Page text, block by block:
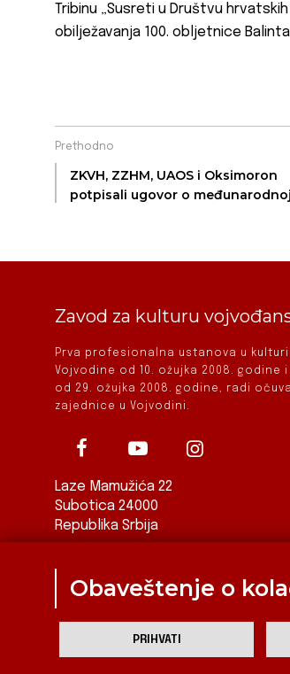
Tribinu „Susreti u Društvu
obilježavanja 100. obljetnice
Prethodno
ZKVH, ZZHM, UAOS i Oksimoron
potpisali ugovor o međunarodnoj
Zavod za kulturu
Prva profesionalna ustanova u
Vojvodine od 10. ožujka 2008.
od 29. ožujka 2008. godine, radi
zajednice u Vojvodini.
Laze Mamužića 22
Subotica 24000
Republika Srbija
Obaveštenje o
PRIHVATI